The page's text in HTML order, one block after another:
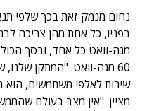
נחום מנמק זאת בכך שלפי
מגה-וואט כל אחד, ובסך
60 מגה-וואט. "המתקן
שירות לאלפי משתמשים,
מציין. "אין מצב בעולם